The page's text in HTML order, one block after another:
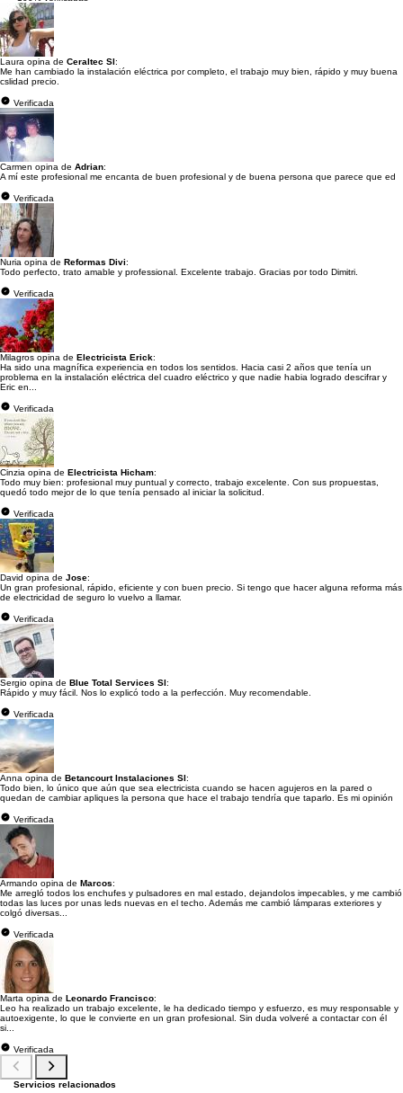
Laura opina de Ceraltec Sl:
Me han cambiado la instalación eléctrica por completo, el trabajo muy bien, rápido y muy buena
cslidad precio.
Verificada
Carmen opina de Adrian:
A mí este profesional me encanta de buen profesional y de buena persona que parece que ed
Verificada
Nuria opina de Reformas Divi:
Todo perfecto, trato amable y professional. Excelente trabajo. Gracias por todo Dimitri.
Verificada
Milagros opina de Electricista Erick:
Ha sido una magnífica experiencia en todos los sentidos. Hacia casi 2 años que tenía un
problema en la instalación eléctrica del cuadro eléctrico y que nadie habia logrado descifrar y
Eric en...
Verificada
Cinzia opina de Electricista Hicham:
Todo muy bien: profesional muy puntual y correcto, trabajo excelente. Con sus propuestas,
quedó todo mejor de lo que tenía pensado al iniciar la solicitud.
Verificada
David opina de Jose:
Un gran profesional, rápido, eficiente y con buen precio. Si tengo que hacer alguna reforma más
de electricidad de seguro lo vuelvo a llamar.
Verificada
Sergio opina de Blue Total Services Sl:
Rápido y muy fácil. Nos lo explicó todo a la perfección. Muy recomendable.
Verificada
Anna opina de Betancourt Instalaciones Sl:
Todo bien, lo único que aún que sea electricista cuando se hacen agujeros en la pared o
quedan de cambiar apliques la persona que hace el trabajo tendría que taparlo. Es mi opinión
Verificada
Armando opina de Marcos:
Me arregló todos los enchufes y pulsadores en mal estado, dejandolos impecables, y me cambió
todas las luces por unas leds nuevas en el techo. Además me cambió lámparas exteriores y
colgó diversas...
Verificada
Marta opina de Leonardo Francisco:
Leo ha realizado un trabajo excelente, le ha dedicado tiempo y esfuerzo, es muy responsable y
autoexigente, lo que le convierte en un gran profesional. Sin duda volveré a contactar con él
si...
Verificada
Servicios relacionados